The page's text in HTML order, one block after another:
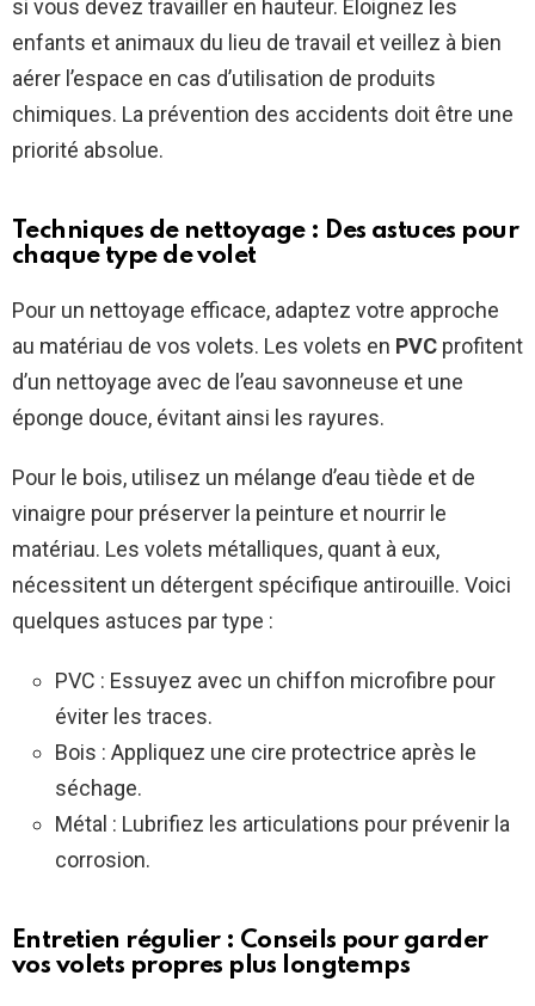
si vous devez travailler en hauteur. Éloignez les
enfants et animaux du lieu de travail et veillez à bien
aérer l’espace en cas d’utilisation de produits
chimiques. La prévention des accidents doit être une
priorité absolue.
Techniques de nettoyage : Des astuces pour
chaque type de volet
Pour un nettoyage efficace, adaptez votre approche
au matériau de vos volets. Les volets en PVC profitent
d’un nettoyage avec de l’eau savonneuse et une
éponge douce, évitant ainsi les rayures.
Pour le bois, utilisez un mélange d’eau tiède et de
vinaigre pour préserver la peinture et nourrir le
matériau. Les volets métalliques, quant à eux,
nécessitent un détergent spécifique antirouille. Voici
quelques astuces par type :
PVC : Essuyez avec un chiffon microfibre pour
éviter les traces.
Bois : Appliquez une cire protectrice après le
séchage.
Métal : Lubrifiez les articulations pour prévenir la
corrosion.
Entretien régulier : Conseils pour garder
vos volets propres plus longtemps